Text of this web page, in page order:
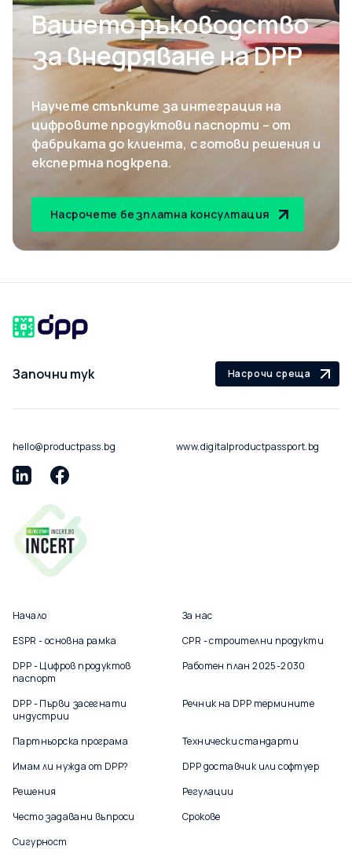
Вашето ръководство
за внедряване на DPP
Научете стъпките за интеграция на
цифровите продуктови паспорти – от
фабриката до клиента, с готови решения и
експертна подкрепа.
Насрочете безплатна консултация
Започни тук Насрочи среща
hello@productpass.bg www.digitalproductpassport.bg
Начало
За нас
ESPR - основна рамка
CPR - строителни продукти
DPP - Цифров продуктов
паспорт
Работен план 2025-2030
DPP - Първи засегнати
индустрии
Речник на DPP термините
Партньорска програма
Технически стандарти
Имам ли нужда от DPP?
DPP доставчик или софтуер
Решения
Регулации
Често задавани въпроси
Срокове
Сигурност